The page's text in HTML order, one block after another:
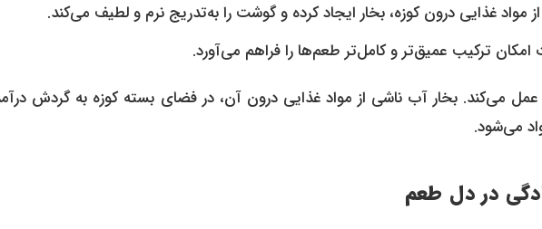
غذایی درون کوزه، بخار ایجاد کرده و گوشت را به‌تدریج نرم و لطیف می‌کند.
ترکیب عمیق‌تر و کامل‌تر طعم‌ها را فراهم می‌آورد.
می‌کند. بخار آب ناشی از مواد غذایی درون آن، در فضای بسته کوزه به گردش
می‌شود.
در دل طعم